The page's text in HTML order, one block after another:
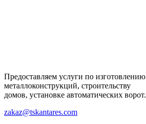
Предоставляем услуги по изготовлению
металлоконструкций, строительству
домов, установке автоматических ворот.
zakaz@tskantares.com